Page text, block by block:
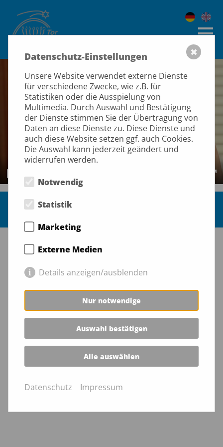
Play
Play
Impressum
Datenschutz-Einstellungen
Unsere Website verwendet externe Dienste
für verschiedene Zwecke, wie z.B. für
Statistiken oder die Ausspielung von
Multimedia. Durch Auswahl und Bestätigung
der Dienste stimmen Sie der Übertragung von
Daten an diese Dienste zu. Diese Dienste und
auch diese Website setzen ggf. auch Cookies.
Die Auswahl kann jederzeit geändert und
widerrufen werden.
Notwendig
Statistik
Marketing
Externe Medien
Details anzeigen/ausblenden
Nur notwendige
Auswahl bestätigen
Alle auswählen
Datenschutz Impressum
✖